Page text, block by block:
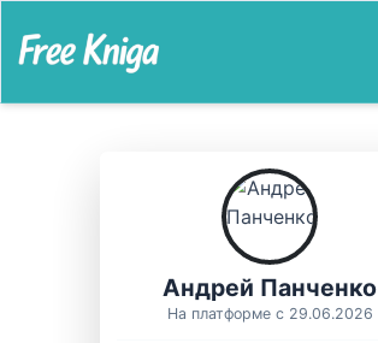
Андрей Панченко
На платформе с 29.06.2026